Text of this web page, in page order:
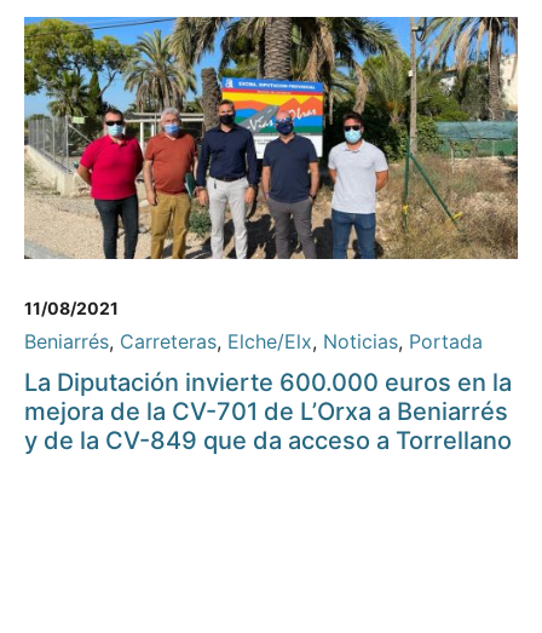
11/08/2021
Beniarrés, Carreteras, Elche/Elx, Noticias, Portada
La Diputación invierte 600.000 euros en la
mejora de la CV-701 de L’Orxa a Beniarrés
y de la CV-849 que da acceso a Torrellano